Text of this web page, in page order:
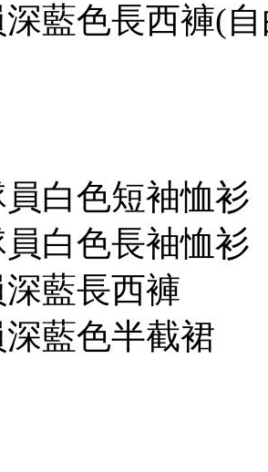
藍色長西褲(
員白色短
員白色長
員深藍長
深藍色